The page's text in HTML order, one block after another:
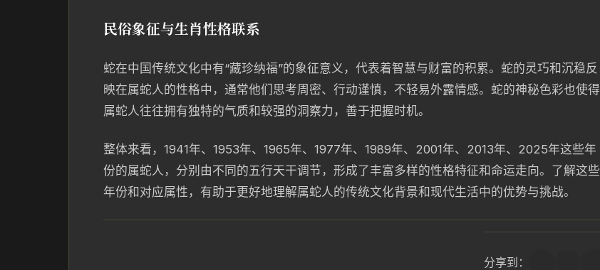
民俗象征与生肖性格联系
蛇在中国传统文化中有“藏珍纳福”的象征意义，代表着智慧与财富的积累。蛇的灵巧和沉稳反
映在属蛇人的性格中，通常他们思考周密、行动谨慎，不轻易外露情感。蛇的神秘色彩也使得
属蛇人往往拥有独特的气质和较强的洞察力，善于把握时机。
整体来看，1941年、1953年、1965年、1977年、1989年、2001年、2013年、2025年这些年
份的属蛇人，分别由不同的五行天干调节，形成了丰富多样的性格特征和命运走向。了解这些
年份和对应属性，有助于更好地理解属蛇人的传统文化背景和现代生活中的优势与挑战。
分享到：